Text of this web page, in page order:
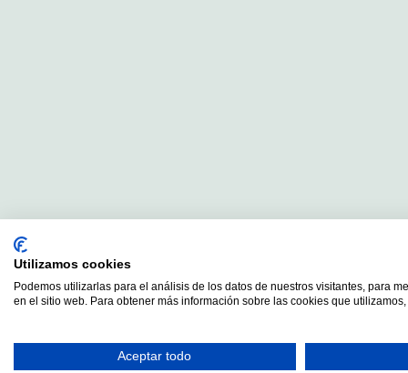
Utilizamos cookies
Podemos utilizarlas para el análisis de los datos de nuestros visitantes, para
en el sitio web. Para obtener más información sobre las cookies que
Aceptar todo